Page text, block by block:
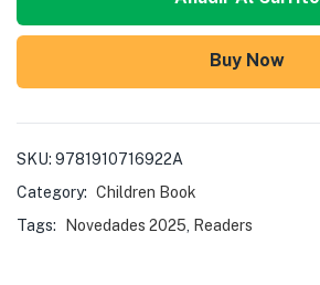
Buy Now
SKU: 9781910716922A
Category: Children Book
Tags:
Novedades 2025 Readers